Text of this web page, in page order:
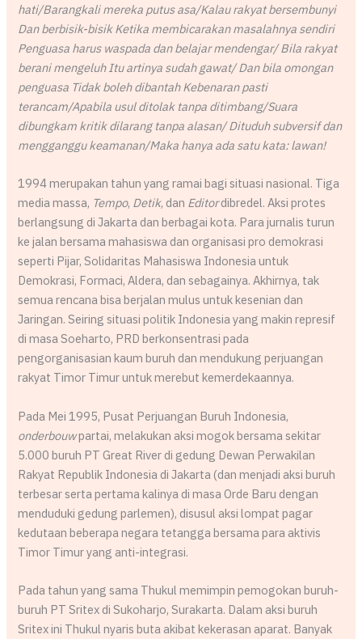
hati/Barangkali mereka putus asa/Kalau rakyat bersembunyi
Dan berbisik-bisik Ketika membicarakan masalahnya sendiri
Penguasa harus waspada dan belajar mendengar/ Bila rakyat
berani mengeluh Itu artinya sudah gawat/ Dan bila omongan
penguasa Tidak boleh dibantah Kebenaran pasti
terancam/Apabila usul ditolak tanpa ditimbang/Suara
dibungkam kritik dilarang tanpa alasan/ Dituduh subversif dan
mengganggu keamanan/Maka hanya ada satu kata: lawan!
1994 merupakan tahun yang ramai bagi situasi nasional. Tiga
media massa, Tempo, Detik, dan Editordibredel. Aksi protes
berlangsung di Jakarta dan berbagai kota. Para jurnalis turun
ke jalan bersama mahasiswa dan organisasi pro demokrasi
seperti Pijar, Solidaritas Mahasiswa Indonesia untuk
Demokrasi, Formaci, Aldera, dan sebagainya. Akhirnya, tak
semua rencana bisa berjalan mulus untuk kesenian dan
Jaringan. Seiring situasi politik Indonesia yang makin represif
di masa Soeharto, PRD berkonsentrasi pada
pengorganisasian kaum buruh dan mendukung perjuangan
rakyat Timor Timur untuk merebut kemerdekaannya.
Pada Mei 1995, Pusat Perjuangan Buruh Indonesia,
onderbouwpartai, melakukan aksi mogok bersama sekitar
5.000 buruh PT Great River di gedung Dewan Perwakilan
Rakyat Republik Indonesia di Jakarta (dan menjadi aksi buruh
terbesar serta pertama kalinya di masa Orde Baru dengan
menduduki gedung parlemen), disusul aksi lompat pagar
kedutaan beberapa negara tetangga bersama para aktivis
Timor Timur yang anti-integrasi.
Pada tahun yang sama Thukul memimpin pemogokan buruh-
buruh PT Sritex di Sukoharjo, Surakarta. Dalam aksi buruh
Sritex ini Thukul nyaris buta akibat kekerasan aparat. Banyak